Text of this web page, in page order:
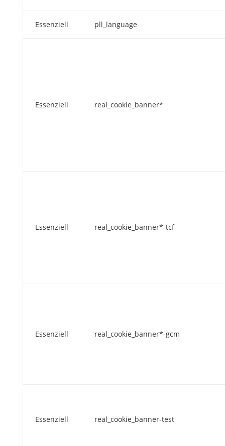
Essenziell pll_language
Essenziell real_cookie_banner*
Essenziell real_cookie_banner*-tcf
Essenziell real_cookie_banner*-gcm
Essenziell real_cookie_banner-test